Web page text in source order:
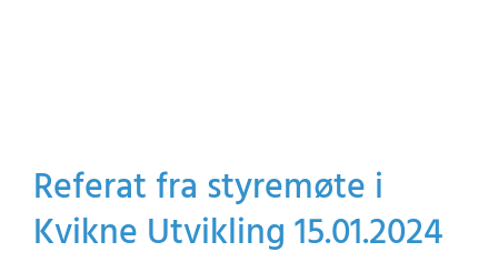
Referat fra styremøte i
Kvikne Utvikling 15.01.2024